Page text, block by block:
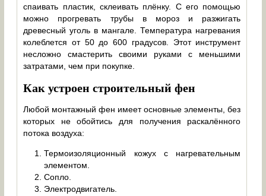
спаивать пластик, склеивать плёнку. С его помощью
можно прогревать трубы в мороз и разжигать
древесный уголь в мангале. Температура нагревания
колеблется от 50 до 600 градусов. Этот инструмент
несложно смастерить своими руками с меньшими
затратами, чем при покупке.
Как устроен строительный фен
Любой монтажный фен имеет основные элементы, без
которых не обойтись для получения раскалённого
потока воздуха:
Термоизоляционный кожух с нагревательным
элементом.
Сопло.
Электродвигатель.